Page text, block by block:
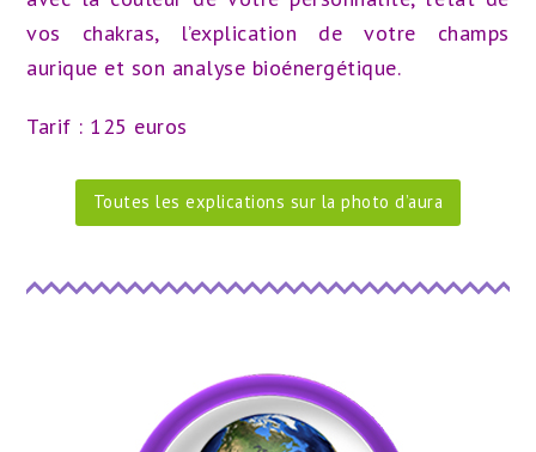
vos chakras, l’explication de votre champs
aurique et son analyse bioénergétique.
Tarif : 125 euros
Toutes les explications sur la photo d’aura